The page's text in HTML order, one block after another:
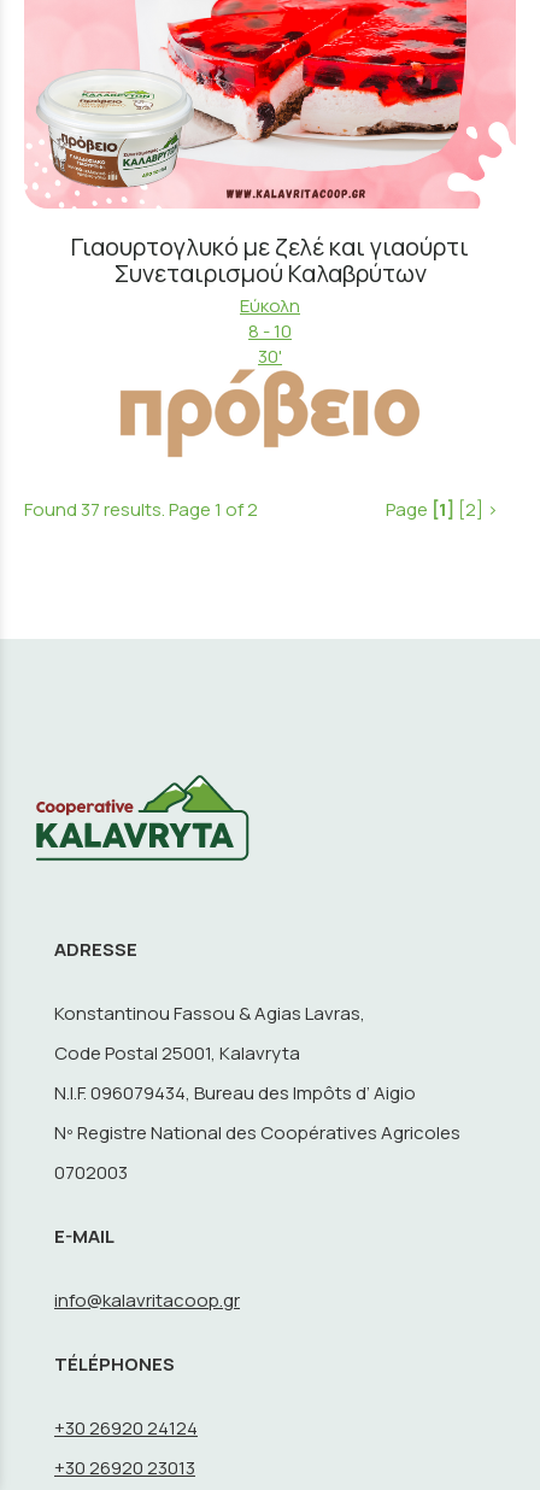
Γιαουρτογλυκό με ζελέ και γιαούρτι
Συνεταιρισμού Καλαβρύτων
Εύκολη
8 - 10
30'
Found 37 results. Page 1 of 2 Page [1] [2] >
ADRESSE
Konstantinou Fassou & Agias Lavras,
Code Postal 25001, Kalavryta
N.I.F. 096079434, Bureau des Impôts d’ Aigio
Nº Registre National des Coopératives Agricoles
0702003
E-MAIL
info@kalavritacoop.gr
TÉLÉPHONES
+30 26920 24124
+30 26920 23013